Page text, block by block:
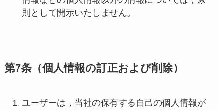
則として開示いたしません。
第7条（個人情報の訂正および削除）
ユーザーは，当社の保有する自己の個人情報が